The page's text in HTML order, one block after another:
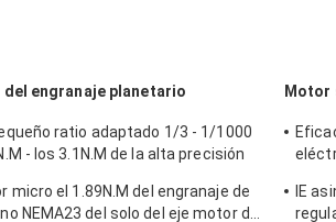
del engranaje planetario
ratio adaptado 1/3 - 1/1000
- los 3.1N.M de la alta precisión
micro el 1.89N.M del engranaje de
NEMA23 del solo del eje motor del
Motor
IE